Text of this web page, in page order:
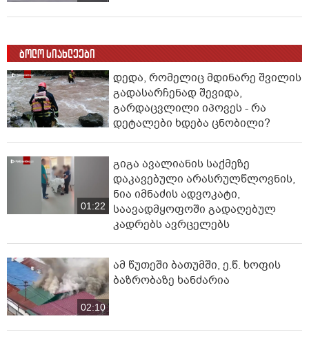
ბოლო სიახლეები
დედა, რომელიც მდინარე შვილის
გადასარჩენად შევიდა,
გარდაცვლილი იპოვეს - რა
დეტალები ხდება ცნობილი?
01:22
გიგა ავალიანის საქმეზე
დაკავებული არასრულწლოვნის,
ნია იმნაძის ადვოკატი,
საავადმყოფოში გადაღებულ
კადრებს ავრცელებს
02:10
ამ წუთეში ბათუმში, ე.წ. ხოფის
ბაზრობაზე ხანძარია